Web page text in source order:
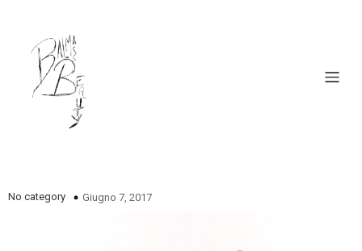
No category Giugno 7, 2017